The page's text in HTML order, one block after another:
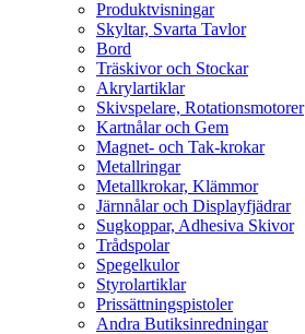
Produktvisningar
Skyltar, Svarta Tavlor
Bord
Träskivor och Stockar
Akrylartiklar
Skivspelare, Rotationsmotorer
Kartnålar och Gem
Magnet- och Tak-krokar
Metallringar
Metallkrokar, Klämmor
Järnnålar och Displayfjädrar
Sugkoppar, Adhesiva Skivor
Trådspolar
Spegelkulor
Styrolartiklar
Prissättningspistoler
Andra Butiksinredningar